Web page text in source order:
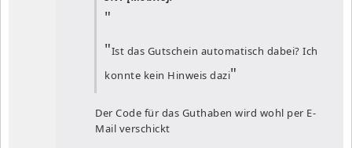
Ist das Gutschein automatisch dabei? Ich
konnte kein Hinweis dazi
Der Code für das Guthaben wird wohl per E-
Mail verschickt